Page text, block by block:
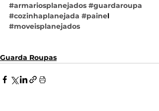
#armariosplanejados #guardaroupa
#cozinhaplanejada #painel
#moveisplanejados
Guarda Roupas